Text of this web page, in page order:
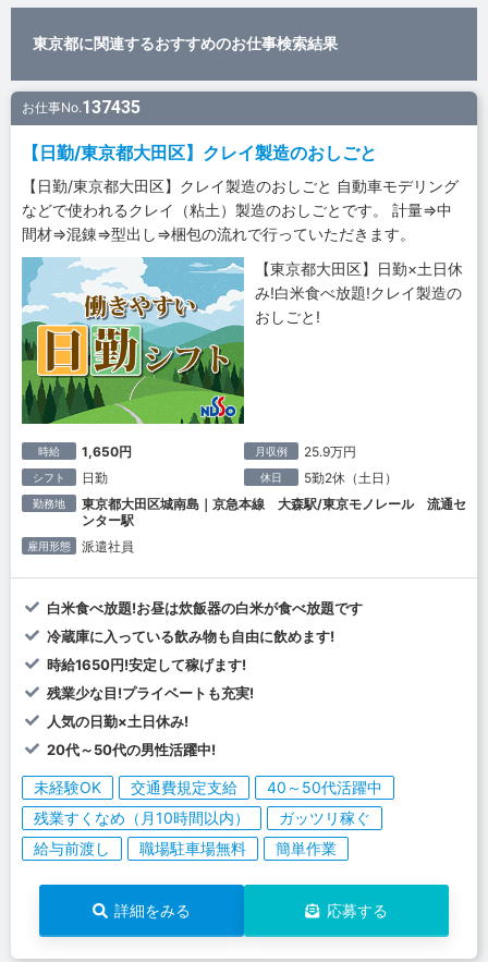
東京都に関連するおすすめのお仕事検索結果
お仕事No.137435
【日勤/東京都大田区】クレイ製造のおしごと
【日勤/東京都大田区】クレイ製造のおしごと 自動車モデリング
などで使われるクレイ（粘土）製造のおしごとです。 計量⇒中
間材⇒混錬⇒型出し⇒梱包の流れで行っていただきます。
【東京都大田区】日勤×土日休
み!白米食べ放題!クレイ製造の
おしごと!
時給 1,650円 月収例 25.9万円
シフト 日勤 休日 5勤2休（土日）
勤務地
東京都大田区城南島｜京急本線 大森駅/東京モノレール 流通セ
ンター駅
雇用形態 派遣社員
白米食べ放題!お昼は炊飯器の白米が食べ放題です
冷蔵庫に入っている飲み物も自由に飲めます!
時給1650円!安定して稼げます!
残業少な目!プライベートも充実!
人気の日勤×土日休み!
20代～50代の男性活躍中!
未経験OK 交通費規定支給
40～50代活躍中
残業すくなめ（月10時間以内）
ガッツリ稼ぐ
給与前渡し
職場駐車場無料 簡単作業
詳細をみる 応募する